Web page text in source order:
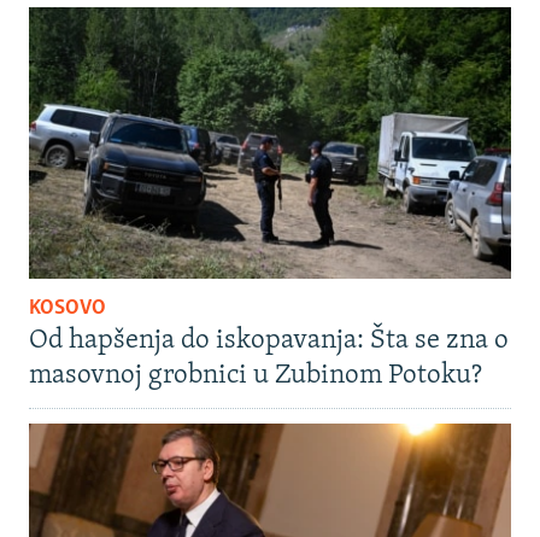
KOSOVO
Od hapšenja do iskopavanja: Šta se zna o
masovnoj grobnici u Zubinom Potoku?